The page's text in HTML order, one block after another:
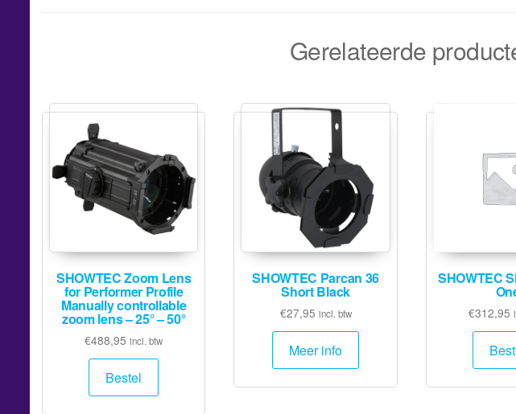
Gerelateerde
SHOWTEC Zoom Lens
for Performer Profile
Manually controllable
zoom lens – 25° – 50°
€488,95 incl. btw
Bestel
SHOWTEC Parcan 36
Short Black
€27,95 incl. btw
Meer info
SHOWTEC
€312,95